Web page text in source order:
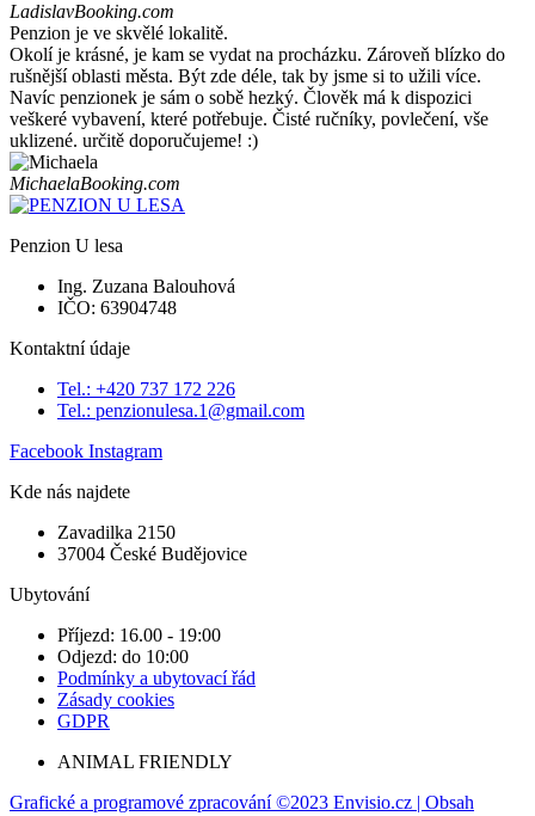
LadislavBooking.com
Penzion je ve skvělé lokalitě.
Okolí je krásné, je kam se vydat na procházku. Zároveň blízko do
rušnější oblasti města. Být zde déle, tak by jsme si to užili více.
Navíc penzionek je sám o sobě hezký. Člověk má k dispozici
veškeré vybavení, které potřebuje. Čisté ručníky, povlečení, vše
uklizené. určitě doporučujeme! :)
MichaelaBooking.com
Penzion U lesa
Ing. Zuzana Balouhová
IČO: 63904748​
Kontaktní údaje
Tel.: +420 737 172 226
Tel.: penzionulesa.1@gmail.com
Facebook Instagram
Kde nás najdete
Zavadilka 2150
37004 České Budějovice​
Ubytování​
Příjezd: 16.00 - 19:00
Odjezd: do 10:00​
Podmínky a ubytovací řád
Zásady cookies
GDPR
ANIMAL FRIENDLY
Grafické a programové zpracování ©2023 Envisio.cz | Obsah